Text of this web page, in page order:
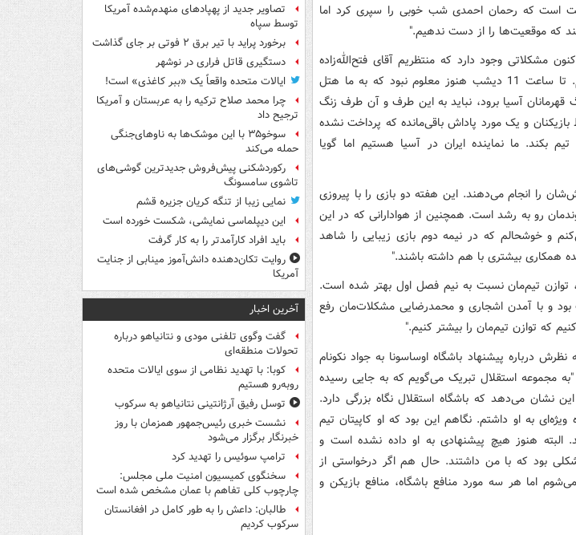
است که رحمان احمدی شب خوبی را سپری کرد اما
که موقعیت‌ها را از دست ندهیم."
مشکلاتی وجود دارد که منتظریم آقای فتح‌الله‌زاده
بازگردد تا آنها را با وی در میان گذاریم. تا ساعت 11 دیشب هنوز معلوم نبود که به ما هتل
آسیا برود، نباید به این طرف و آن طرف زنگ
و یک مورد پاداش باقی‌مانده که پرداخت نشده
بکند. ما نماینده ایران در آسیا هستیم اما گویا
را انجام می‌دهند. این هفته دو بازی را با پیروزی
رو به رشد است. همچنین از هوادارانی که در این
و خوشحالم که در نیمه دوم بازی زیبایی را شاهد
همکاری بیشتری با هم داشته باشند."
توازن تیم‌مان نسبت به نیم فصل اول بهتر شده است.
و با آمدن اشجاری و محمدرضایی مشکلات‌مان رفع
که توازن تیم‌مان را بیشتر کنیم."
درباره پیشنهاد باشگاه اوساسونا به جواد نکونام
مجموعه استقلال تبریک می‌گویم که به جایی رسیده
نشان می‌دهد که باشگاه استقلال نگاه بزرگی دارد.
ویژه‌ای به او داشتم. نگاهم این بود که او کاپیتان تیم
هنوز هیچ پیشنهادی به او داده نشده است و
بود که با من داشتند. حال هم اگر درخواستی از
اما هر سه مورد منافع باشگاه، منافع بازیکن و
تصاویر جدید از پهپادهای منهدم‌شده آمریکا
توسط سپاه
برخورد پراید با تیر برق ۲ فوتی بر جای گذاشت
دستگیری قاتل فراری در نوشهر
ایالات متحده واقعاً یک «ببر کاغذی» است!
چرا محمد صلاح ترکیه را به عربستان و آمریکا
ترجیح داد
سوخو۳۵ با این موشک‌ها به ناوهای‌جنگی
حمله می‌کند
رکوردشکنی پیش‌فروش جدیدترین گوشی‌های
تاشوی سامسونگ
نمایی زیبا از تنگه کریان جزیره قشم
این دیپلماسی نمایشی، شکست خورده است
باید افراد کارآمدتر را به کار گرفت
روایت تکان‌دهنده دانش‌آموز مینابی از جنایت
آمریکا
آخرین اخبار
گفت وگوی تلفنی مودی و نتانیاهو درباره
تحولات منطقه‌ای
کوبا: با تهدید نظامی از سوی ایالات متحده
روبه‌رو هستیم
توسل رفیق آرژانتینی نتانیاهو به سرکوب
نشست خبری رئیس‌جمهور همزمان با روز
خبرنگار برگزار می‌شود
ترامپ سوئیس را تهدید کرد
سخنگوی کمیسیون امنیت ملی مجلس:
چارچوب کلی تفاهم با عمان مشخص شده است
طالبان: داعش را به طور کامل در افغانستان
سرکوب کردیم